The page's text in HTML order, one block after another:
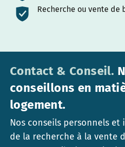
Recherche ou vente
Contact & Conseil.
conseillons en
logement.
Nos conseils personnels
de la recherche à la vente